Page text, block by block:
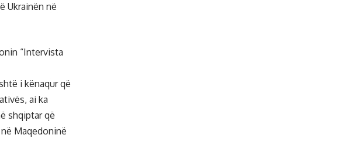
Ukrainën në
“Intervista
i kënaqur që
ai ka
shqiptar që
Maqedoninë